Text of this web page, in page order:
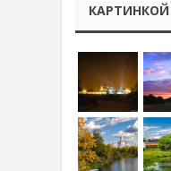
КАРТИНКОЙ